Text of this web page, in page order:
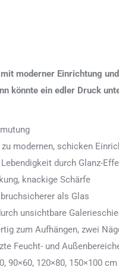
moderner Einrichtung
könnte ein edler Druck
modernen, schicken
durch Glanz-
knackige Schärfe
als Glas
unsichtbare
zum Aufhängen, zwei
Feucht- und
90×60, 120×80, 150×100 cm